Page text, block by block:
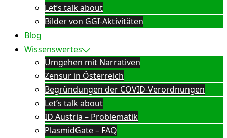
Let’s talk about
Bilder von GGI-Aktivitäten
Blog
Wissenswertes
Umgehen mit Narrativen
Zensur in Österreich
Begründungen der COVID-Verordnungen
Let’s talk about
ID Austria – Problematik
PlasmidGate – FAQ